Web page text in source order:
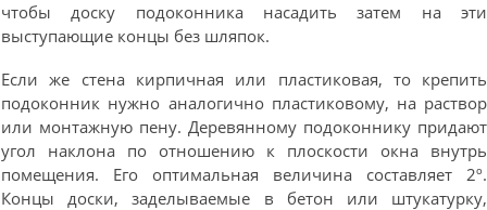
чтобы доску подоконника насадить затем на эти
выступающие концы без шляпок.
Если же стена кирпичная или пластиковая, то крепить
подоконник нужно аналогично пластиковому, на раствор
или монтажную пену. Деревянному подоконнику придают
угол наклона по отношению к плоскости окна внутрь
помещения. Его оптимальная величина составляет 2º.
Концы доски, заделываемые в бетон или штукатурку,